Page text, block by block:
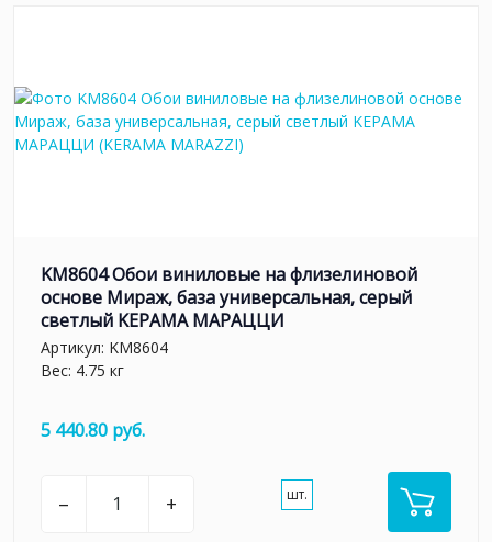
KM8604 Обои виниловые на флизелиновой
основе Мираж, база универсальная, серый
светлый KЕРАМА МАРАЦЦИ
Артикул: KM8604
Вес: 4.75 кг
5 440.80 руб.
– + шт.